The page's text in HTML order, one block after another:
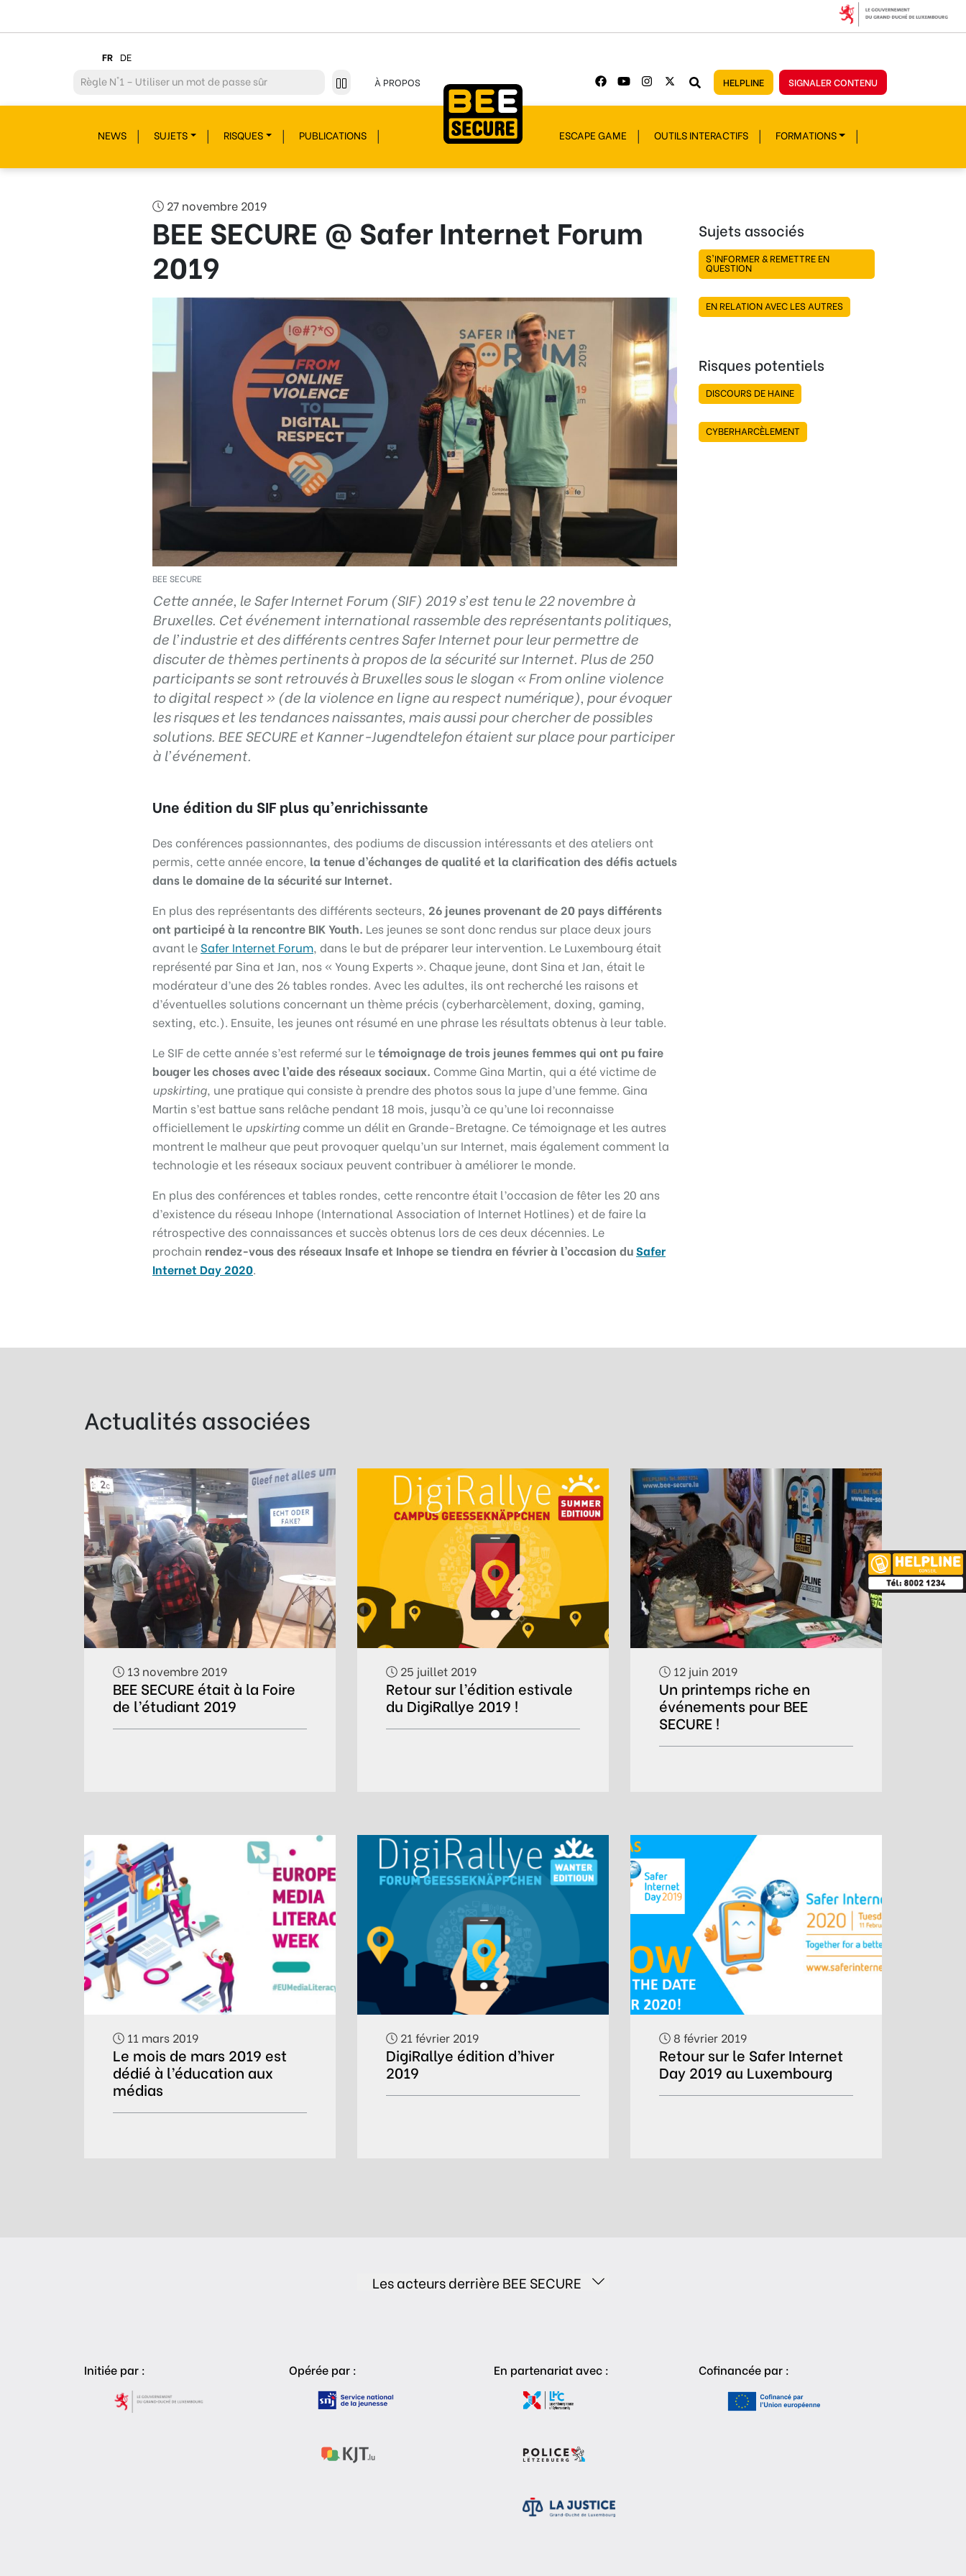
FR DE
RègleN°2 – Réfléchir avant de cliquer !
RègleN°3 – Réfléchir à ce que l’on publie
RègleN°4 – Respecter les autres
RègleN°5 – Se protéger du piratage
N°7 – Réagir et signaler
N°9 – Savoir s’accorder une pause
N°1 – Utiliser un mot de passe sûr
À PROPOS HELPLINE SIGNALER CONTENU
NEWS SUJETS RISQUES PUBLICATIONS ESCAPE GAME OUTILS INTERACTIFS FORMATIONS
27 novembre 2019
BEE SECURE @ Safer Internet Forum
2019
BEE SECURE
Cette année, le Safer Internet Forum (SIF) 2019 s’est tenu le 22 novembre à
Bruxelles. Cet événement international rassemble des représentants politiques,
de l’industrie et des différents centres Safer Internet pour leur permettre de
discuter de thèmes pertinents à propos de la sécurité sur Internet. Plus de 250
participants se sont retrouvés à Bruxelles sous le slogan « From online violence
to digital respect » (de la violence en ligne au respect numérique), pour évoquer
les risques et les tendances naissantes, mais aussi pour chercher de possibles
solutions. BEE SECURE et Kanner-Jugendtelefon étaient sur place pour participer
à l’événement.
Une édition du SIF plus qu’enrichissante
Des conférences passionnantes, des podiums de discussion intéressants et des ateliers ont
permis, cette année encore, la tenue d’échanges de qualité et la clarification des défis actuels
dans le domaine de la sécurité sur Internet.
En plus des représentants des différents secteurs, 26 jeunes provenant de 20 pays différents
ont participé à la rencontre BIK Youth. Les jeunes se sont donc rendus sur place deux jours
avant le Safer Internet Forum, dans le but de préparer leur intervention. Le Luxembourg était
représenté par Sina et Jan, nos « Young Experts ». Chaque jeune, dont Sina et Jan, était le
modérateur d’une des 26 tables rondes. Avec les adultes, ils ont recherché les raisons et
d’éventuelles solutions concernant un thème précis (cyberharcèlement, doxing, gaming,
sexting, etc.). Ensuite, les jeunes ont résumé en une phrase les résultats obtenus à leur table.
Le SIF de cette année s’est refermé sur letémoignage de trois jeunes femmes qui ont pu faire
bouger les choses avec l’aide des réseaux sociaux. Comme Gina Martin, qui a été victime de
upskirting, une pratique qui consiste à prendre des photos sous la jupe d’une femme. Gina
Martin s’est battue sans relâche pendant 18 mois, jusqu’à ce qu’une loi reconnaisse
officiellement le upskirtingcomme un délit en Grande-Bretagne. Ce témoignage et les autres
montrent le malheur que peut provoquer quelqu’un sur Internet, mais également comment la
technologie et les réseaux sociaux peuvent contribuer à améliorer le monde.
En plus des conférences et tables rondes, cette rencontre était l’occasion de fêter les 20 ans
d’existence du réseau Inhope (International Association of Internet Hotlines) et de faire la
rétrospective des connaissances et succès obtenus lors de ces deux décennies. Le
prochain rendez-vous des réseaux Insafe et Inhope se tiendra en février à l’occasion duSafer
Internet Day 2020.
Sujets associés
S'INFORMER & REMETTRE EN
QUESTION
EN RELATION AVEC LES AUTRES
Risques potentiels
DISCOURS DE HAINE
CYBERHARCÈLEMENT
Actualités associées
13 novembre 2019
BEE SECURE était à la Foire
de l’étudiant 2019
25 juillet 2019
Retour sur l’édition estivale
du DigiRallye 2019 !
12 juin 2019
Un printemps riche en
événements pour BEE
SECURE !
11 mars 2019
Le mois de mars 2019 est
dédié à l’éducation aux
médias
21 février 2019
DigiRallye édition d’hiver
2019
8 février 2019
Retour sur le Safer Internet
Day 2019 au Luxembourg
Les acteurs derrière BEE SECURE
Initiée par : Opérée par : En partenariat avec : Cofinancée par :